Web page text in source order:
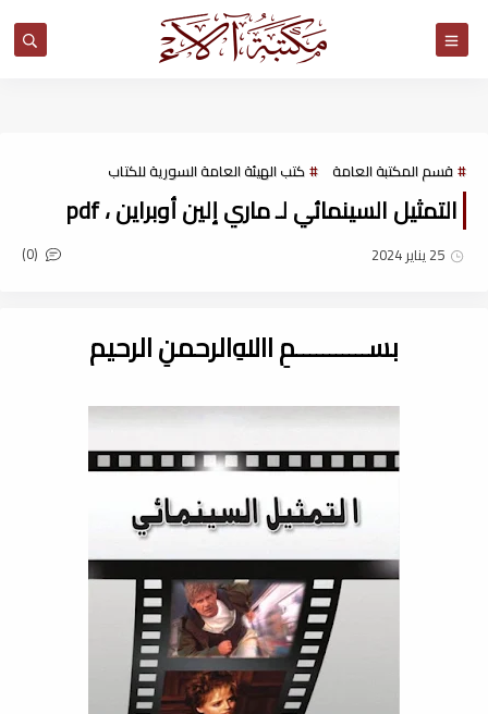
قسم المكتبة العامة كتب الهيئة العامة السورية للكتاب
التمثيل السينمائي لـ ماري إلين أوبراين ، pdf
25 يناير 2024 (0)
بســـــــــــمِ اﷲِالرحمنِ الرحيم